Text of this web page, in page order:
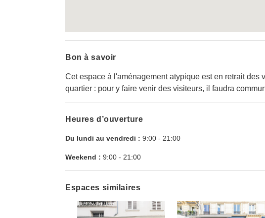
Bon à savoir
Cet espace à l'aménagement atypique est en retrait des
quartier : pour y faire venir des visiteurs, il faudra
Heures d’ouverture
Du lundi au vendredi : 9:00 - 21:00
Weekend : 9:00 - 21:00
Espaces similaires